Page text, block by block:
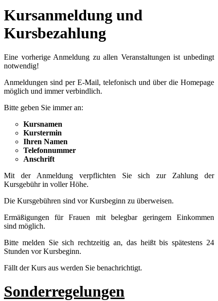
Kursanmeldung und
Kursbezahlung
Eine vorherige Anmeldung zu allen Veranstaltungen ist unbedingt
notwendig!
Anmeldungen sind per E-Mail, telefonisch und über die Homepage
möglich und immer verbindlich.
Bitte geben Sie immer an:
Kursnamen
Kurstermin
Ihren Namen
Telefonnummer
Anschrift
Mit der Anmeldung verpflichten Sie sich zur Zahlung der
Kursgebühr in voller Höhe.
Die Kursgebühren sind vor Kursbeginn zu überweisen.
Ermäßigungen für Frauen mit belegbar geringem Einkommen
sind möglich.
Bitte melden Sie sich rechtzeitig an, das heißt bis spätestens 24
Stunden vor Kursbeginn.
Fällt der Kurs aus werden Sie benachrichtigt.
Sonderregelungen